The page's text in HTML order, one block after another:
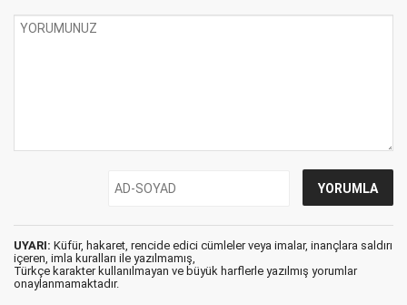
UYARI: Küfür, hakaret, rencide edici cümleler veya imalar, inançlara saldırı
içeren, imla kuralları ile yazılmamış,
Türkçe karakter kullanılmayan ve büyük harflerle yazılmış yorumlar
onaylanmamaktadır.